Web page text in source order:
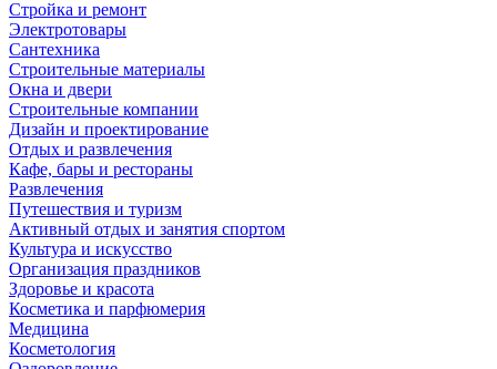
Стройка и ремонт
Электротовары
Сантехника
Строительные материалы
Окна и двери
Строительные компании
Дизайн и проектирование
Отдых и развлечения
Кафе, бары и рестораны
Развлечения
Путешествия и туризм
Активный отдых и занятия спортом
Культура и искусство
Организация праздников
Здоровье и красота
Косметика и парфюмерия
Медицина
Косметология